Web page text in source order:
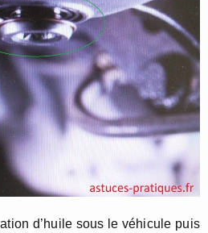
d’huile sous le véhicule puis